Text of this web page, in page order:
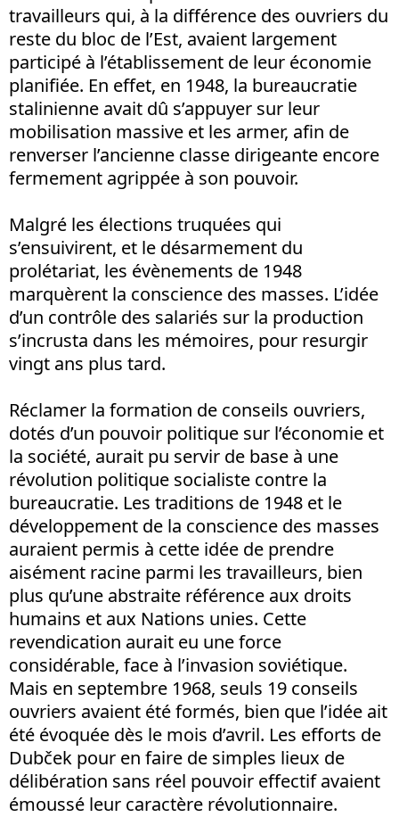
travailleurs qui, à la différence des ouvriers du
reste du bloc de l’Est, avaient largement
participé à l’établissement de leur économie
planifiée. En effet, en 1948, la bureaucratie
stalinienne avait dû s’appuyer sur leur
mobilisation massive et les armer, afin de
renverser l’ancienne classe dirigeante encore
fermement agrippée à son pouvoir.
Malgré les élections truquées qui
s’ensuivirent, et le désarmement du
prolétariat, les évènements de 1948
marquèrent la conscience des masses. L’idée
d’un contrôle des salariés sur la production
s’incrusta dans les mémoires, pour resurgir
vingt ans plus tard.
Réclamer la formation de conseils ouvriers,
dotés d’un pouvoir politique sur l’économie et
la société, aurait pu servir de base à une
révolution politique socialiste contre la
bureaucratie. Les traditions de 1948 et le
développement de la conscience des masses
auraient permis à cette idée de prendre
aisément racine parmi les travailleurs, bien
plus qu’une abstraite référence aux droits
humains et aux Nations unies. Cette
revendication aurait eu une force
considérable, face à l’invasion soviétique.
Mais en septembre 1968, seuls 19 conseils
ouvriers avaient été formés, bien que l’idée ait
été évoquée dès le mois d’avril. Les efforts de
Dubček pour en faire de simples lieux de
délibération sans réel pouvoir effectif avaient
émoussé leur caractère révolutionnaire.